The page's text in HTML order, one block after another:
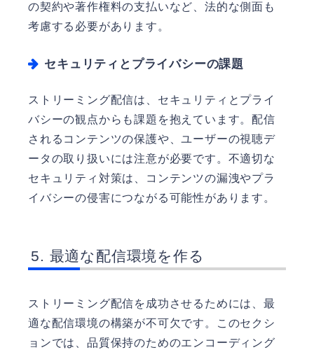
の契約や著作権料の支払いなど、法的な側面も
考慮する必要があります。
セキュリティとプライバシーの課題
ストリーミング配信は、セキュリティとプライ
バシーの観点からも課題を抱えています。配信
されるコンテンツの保護や、ユーザーの視聴デ
ータの取り扱いには注意が必要です。不適切な
セキュリティ対策は、コンテンツの漏洩やプラ
イバシーの侵害につながる可能性があります。
最適な配信環境を作る
ストリーミング配信を成功させるためには、最
適な配信環境の構築が不可欠です。このセクシ
ョンでは、品質保持のためのエンコーディング